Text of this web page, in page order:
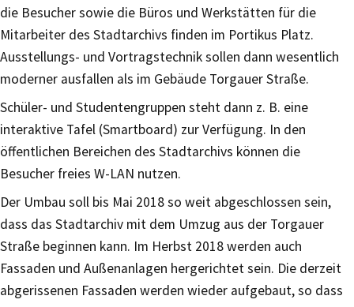
die Besucher sowie die Büros und Werkstätten für die
Mitarbeiter des Stadtarchivs finden im Portikus Platz.
Ausstellungs- und Vortragstechnik sollen dann wesentlich
moderner ausfallen als im Gebäude Torgauer Straße.
Schüler- und Studentengruppen steht dann z. B. eine
interaktive Tafel (Smartboard) zur Verfügung. In den
öffentlichen Bereichen des Stadtarchivs können die
Besucher freies W-LAN nutzen.
Der Umbau soll bis Mai 2018 so weit abgeschlossen sein,
dass das Stadtarchiv mit dem Umzug aus der Torgauer
Straße beginnen kann. Im Herbst 2018 werden auch
Fassaden und Außenanlagen hergerichtet sein. Die derzeit
abgerissenen Fassaden werden wieder aufgebaut, so dass